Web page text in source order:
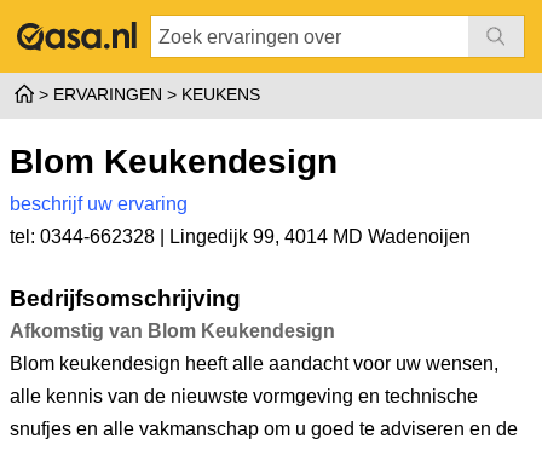
ERVARINGEN KEUKENS
Blom Keukendesign
beschrijf uw ervaring
tel: 0344-662328 |
Lingedijk 99, 4014 MD Wadenoijen
Bedrijfsomschrijving
Afkomstig van Blom Keukendesign
Blom keukendesign heeft alle aandacht voor uw wensen,
alle kennis van de nieuwste vormgeving en technische
snufjes en alle vakmanschap om u goed te adviseren en de